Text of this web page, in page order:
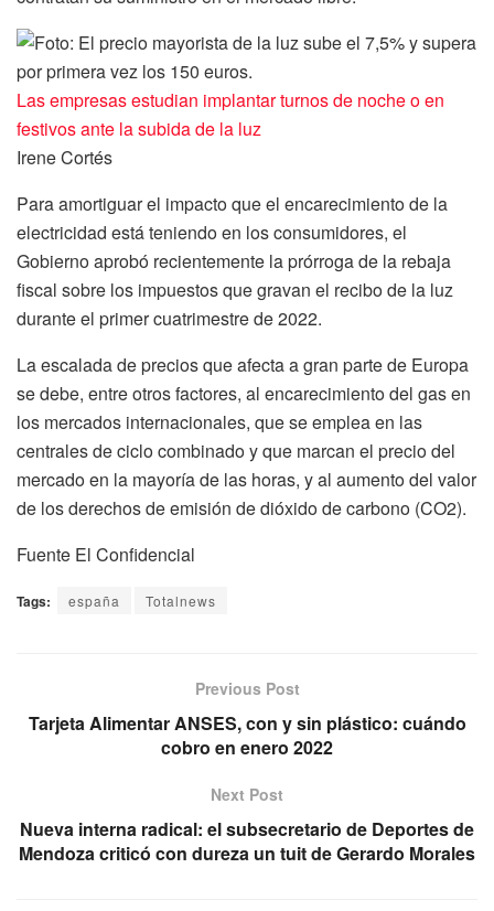
Las empresas estudian implantar turnos de noche o en
festivos ante la subida de la luz
Irene Cortés
Para amortiguar el impacto que el encarecimiento de la
electricidad está teniendo en los consumidores, el
Gobierno aprobó recientemente la prórroga de la rebaja
fiscal sobre los impuestos que gravan el recibo de la luz
durante el primer cuatrimestre de 2022.
La escalada de precios que afecta a gran parte de Europa
se debe, entre otros factores, al encarecimiento del gas en
los mercados internacionales, que se emplea en las
centrales de ciclo combinado y que marcan el precio del
mercado en la mayoría de las horas, y al aumento del valor
de los derechos de emisión de dióxido de carbono (CO2).
Fuente El Confidencial
Tags: españa Totalnews
Previous Post
Tarjeta Alimentar ANSES, con y sin plástico: cuándo
cobro en enero 2022
Next Post
Nueva interna radical: el subsecretario de Deportes de
Mendoza criticó con dureza un tuit de Gerardo Morales